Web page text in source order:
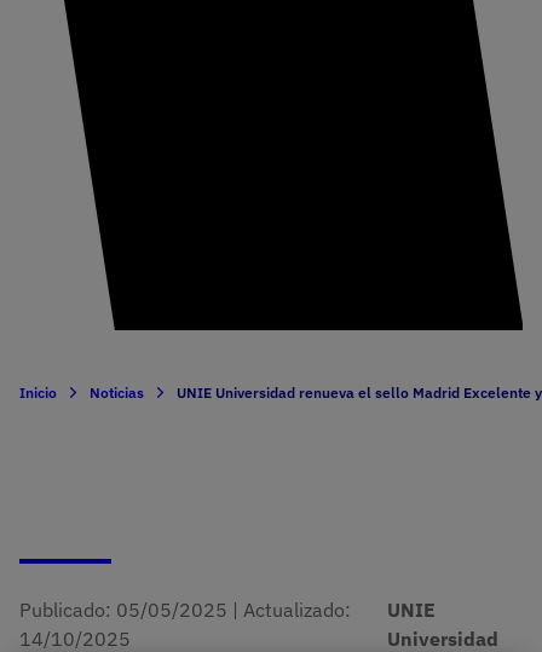
Inicio Noticias UNIE Universidad renueva el sello Madrid
Publicado: 05/05/2025 | Actualizado:
14/10/2025
UNIE
Universidad